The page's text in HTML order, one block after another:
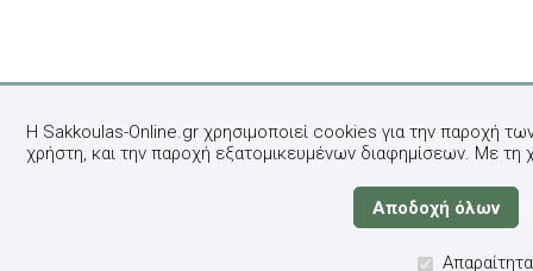
Η Sakkoulas-Online.gr χρησιμοποιεί cookies για την παροχή
χρήστη, και την παροχή εξατομικευμένων διαφημίσεων. Με